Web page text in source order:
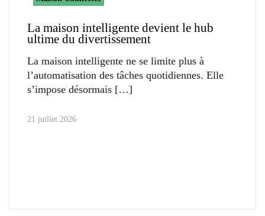
La maison intelligente devient le hub
ultime du divertissement
La maison intelligente ne se limite plus à
l’automatisation des tâches quotidiennes. Elle
s’impose désormais
21 juillet 2026